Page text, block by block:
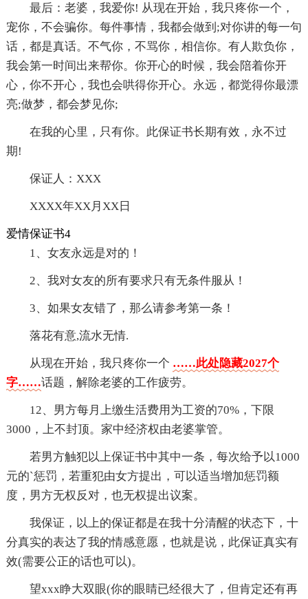
最后：老婆，我爱你! 从现在开始，我只疼你一个，
宠你，不会骗你。每件事情，我都会做到;对你讲的每一句
话，都是真话。不气你，不骂你，相信你。有人欺负你，
我会第一时间出来帮你。你开心的时候，我会陪着你开
心，你不开心，我也会哄得你开心。永远，都觉得你最漂
亮;做梦，都会梦见你;
在我的心里，只有你。此保证书长期有效，永不过
期!
保证人：XXX
XXXX年XX月XX日
爱情保证书4
1、女友永远是对的！
2、我对女友的所有要求只有无条件服从！
3、如果女友错了，那么请参考第一条！
落花有意,流水无情.
从现在开始，我只疼你一个 ……此处隐藏2027个
字……话题，解除老婆的工作疲劳。
12、男方每月上缴生活费用为工资的70%，下限
3000，上不封顶。家中经济权由老婆掌管。
若男方触犯以上保证书中其中一条，每次给予以1000
元的`惩罚，若重犯由女方提出，可以适当增加惩罚额
度，男方无权反对，也无权提出议案。
我保证，以上的保证都是在我十分清醒的状态下，十
分真实的表达了我的情感意愿，也就是说，此保证真实有
效(需要公正的话也可以)。
望xxx睁大双眼(你的眼睛已经很大了，但肯定还有再